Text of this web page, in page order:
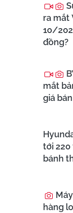
ra mắt
10/
đồng?
mắt
giá
tới 220
bánh
hàng